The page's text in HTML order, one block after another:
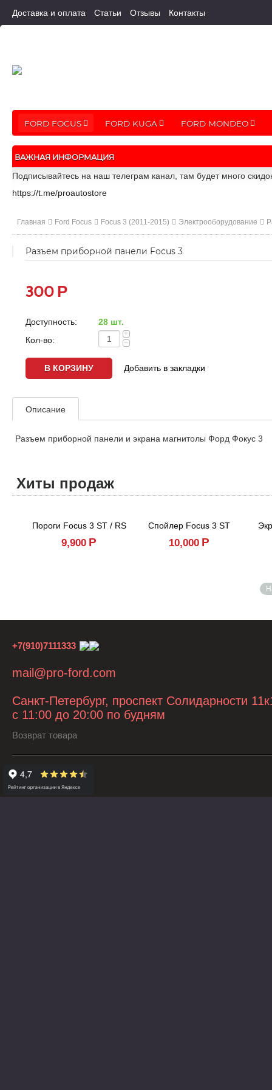
Доставка и оплата Статьи Отзывы Контакты
FORD FOCUS FORD KUGA FORD MONDEO
ВАЖНАЯ ИНФОРМАЦИЯ
Подписывайтесь на наш телеграм канал, там будет много
https://t.me/proautostore
Главная Ford Focus Focus 3 (2011-2015) Электрооборудование
Разъем приборной панели Focus 3
300 Р
Доступность:
28 шт.
Кол-во:
+
−
Добавить в закладки
Описание
Разъем приборной панели и экрана магнитолы Форд Фокус 3
Хиты продаж
Пороги Focus 3 ST / RS
9,900 Р
Спойлер Focus 3 ST
10,000 Р
+7(910)7111333
mail@pro-ford.com
Санкт-Петербург, проспект Солидарности
с 11:00 до 20:00 по будням
Возврат товара